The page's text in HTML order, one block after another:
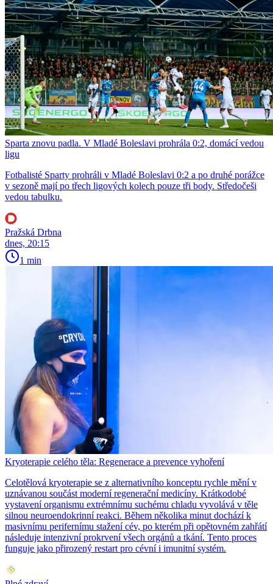
Sparta znovu padla. V Mladé Boleslavi prohrála 0:2, domácí vedou
ligu
Fotbalisté Sparty prohráli v Mladé Boleslavi 0:2 a po druhé porážce
v sezoně mají po třech ligových kolech pouze tři body. Středočeši
vedou tabulku.
Pražská Drbna
dnes, 20:15
1 min
Kryoterapie celého těla: Regenerace a prevence vyhoření
Celotělová kryoterapie se z alternativního konceptu rychle mění v
uznávanou součást moderní regenerační medicíny. Krátkodobé
vystavení organismu extrémnímu suchému chladu vyvolává v těle
silnou neuroendokrinní reakci. Během několika minut dochází k
masivnímu perifernímu stažení cév, po kterém při opětovném zahřátí
následuje intenzivní prokrvení všech orgánů a tkání. Tento proces
funguje jako přirozený restart pro cévní i imunitní systém.